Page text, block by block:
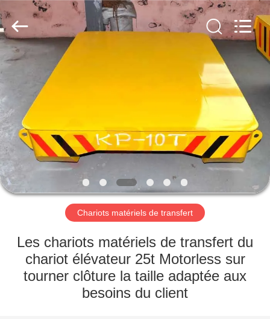
MAISON
PRODUITS
A
PROPOS
DE
NOUS
VISITE
D'USINE
CONTRÔLE
Hundred
Percent
Electrical
and
Mechanical
Co.,Ltd.
Rights
Chariots matériels de transfert
Les chariots matériels de transfert du
chariot élévateur 25t Motorless sur
tourner clôture la taille adaptée aux
besoins du client